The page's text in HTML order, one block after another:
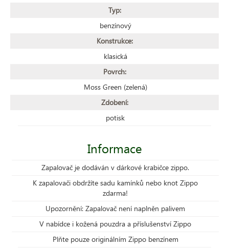
Typ:
benzínový
Konstrukce:
klasická
Povrch:
Moss Green (zelená)
Zdobení:
potisk
Informace
Zapalovač je dodáván v dárkové krabičce zippo.
K zapalovači obdržíte sadu kamínků nebo knot Zippo
zdarma!
Upozornění: Zapalovač není naplněn palivem
V nabídce i kožená pouzdra a příslušenství Zippo
Plňte pouze originálním Zippo benzínem